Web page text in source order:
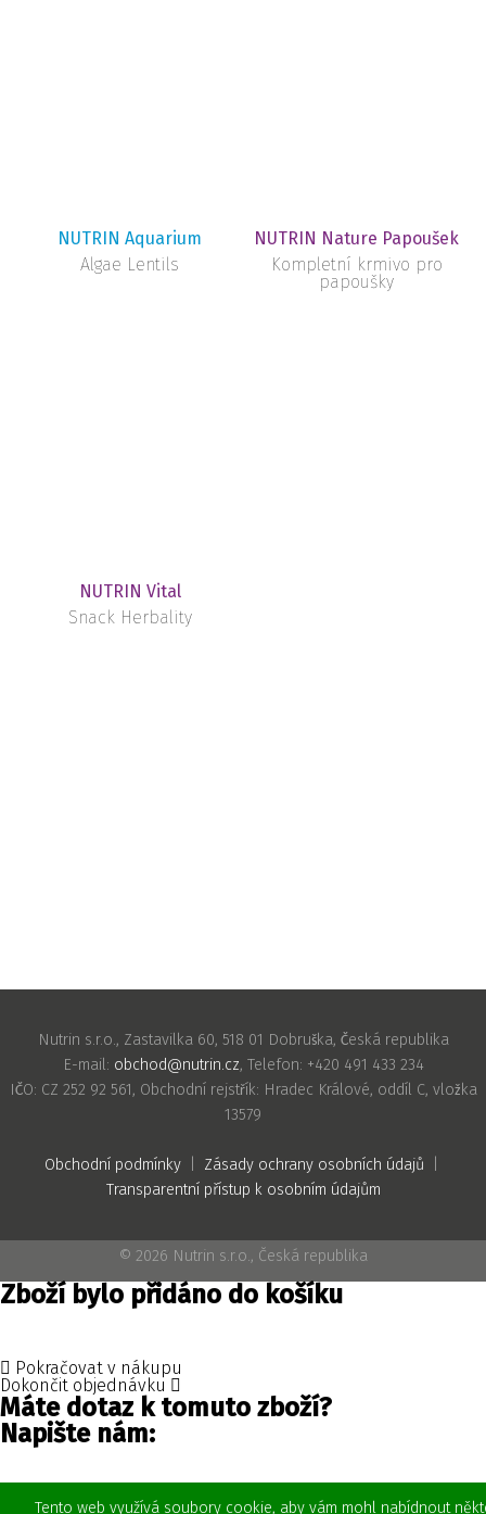
NUTRIN Aquarium
Algae Lentils
NUTRIN Nature Papoušek
Kompletní krmivo pro
papoušky
NUTRIN Vital
Snack Herbality
Nutrin s.r.o., Zastavilka 60, 518 01 Dobruška, Česká republika
E-mail: obchod@nutrin.cz, Telefon: +420 491 433 234
IČO: CZ 252 92 561, Obchodní rejstřík: Hradec Králové, oddíl C, vložka
13579
Obchodní podmínky| Zásady ochrany osobních údajů
Transparentní přístup k osobním údajům
© 2026 Nutrin s.r.o., Česká republika
Tento web využívá soubory cookie, aby vám mohl nabídnout
Zboží bylo přidáno do košíku
Pokračovat v nákupu
Dokončit objednávku
Máte dotaz k tomuto zboží?
Napište nám: